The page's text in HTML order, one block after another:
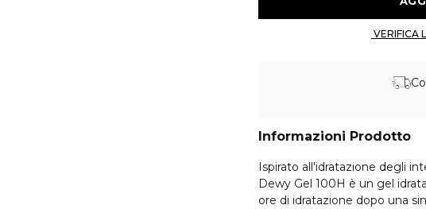
Informazioni Prodotto
Ispirato all'idratazione degli integratori per il
Dewy Gel 100H è un gel
ore di idratazione dopo una